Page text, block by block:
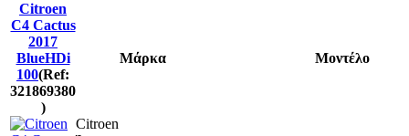
Citroen
C4 Cactus
2017
BlueHDi
100(Ref:
321869380
)
Μάρκα Μοντέλο
Citroen